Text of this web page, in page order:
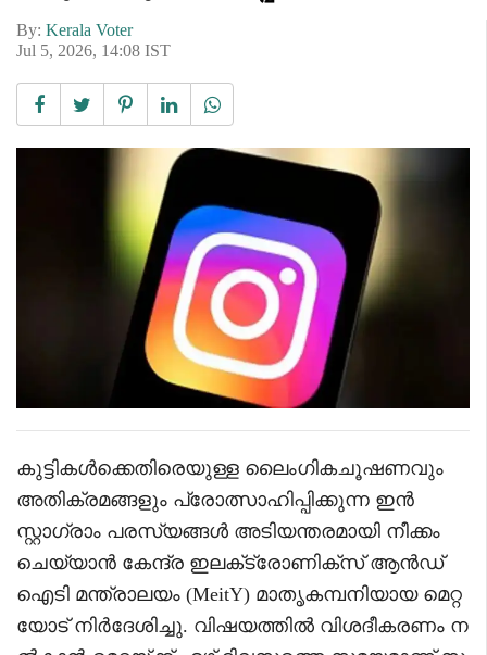
By: Kerala Voter
Jul 5, 2026, 14:08 IST
കുട്ടികൾക്കെതിരെയുള്ള ലൈംഗികചൂഷണവും
അതിക്രമങ്ങളും പ്രോത്സാഹിപ്പിക്കുന്ന ഇൻ
സ്റ്റാഗ്രാം പരസ്യങ്ങൾ അടിയന്തരമായി നീക്കം
ചെയ്യാൻ കേന്ദ്ര ഇലക്‌ട്രോണിക്‌സ് ആൻഡ്
ഐടി മന്ത്രാലയം (MeitY) മാതൃകമ്പനിയായ മെറ്റ
യോട് നിർദേശിച്ചു. വിഷയത്തിൽ വിശദീകരണം ന